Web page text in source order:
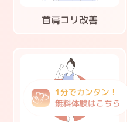
首肩コリ改善
1分でカンタン！
無料体験はこちら